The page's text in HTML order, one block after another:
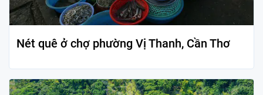
Nét quê ở chợ phường Vị Thanh, Cần Thơ